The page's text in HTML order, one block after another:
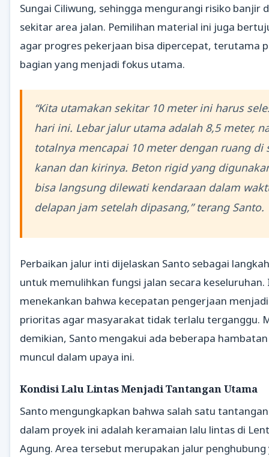
Sungai Ciliwung, sehingga mengurangi risiko banjir
sekitar area jalan. Pemilihan material ini juga
agar progres pekerjaan bisa dipercepat, terutama
bagian yang menjadi fokus utama.
“Kita utamakan sekitar 10 meter ini harus
hari ini. Lebar jalur utama adalah 8,5 meter,
totalnya mencapai 10 meter dengan ruang di
kanan dan kirinya. Beton rigid yang
bisa langsung dilewati kendaraan dalam
delapan jam setelah dipasang,” terang Santo.
Perbaikan jalur inti dijelaskan Santo sebagai
untuk memulihkan fungsi jalan secara keseluruhan.
menekankan bahwa kecepatan pengerjaan menjadi
prioritas agar masyarakat tidak terlalu terganggu.
demikian, Santo mengakui ada beberapa
muncul dalam upaya ini.
Kondisi Lalu Lintas Menjadi Tantangan Utama
Santo mengungkapkan bahwa salah satu
dalam proyek ini adalah keramaian lalu lintas di
Agung. Area tersebut merupakan jalur penghubung